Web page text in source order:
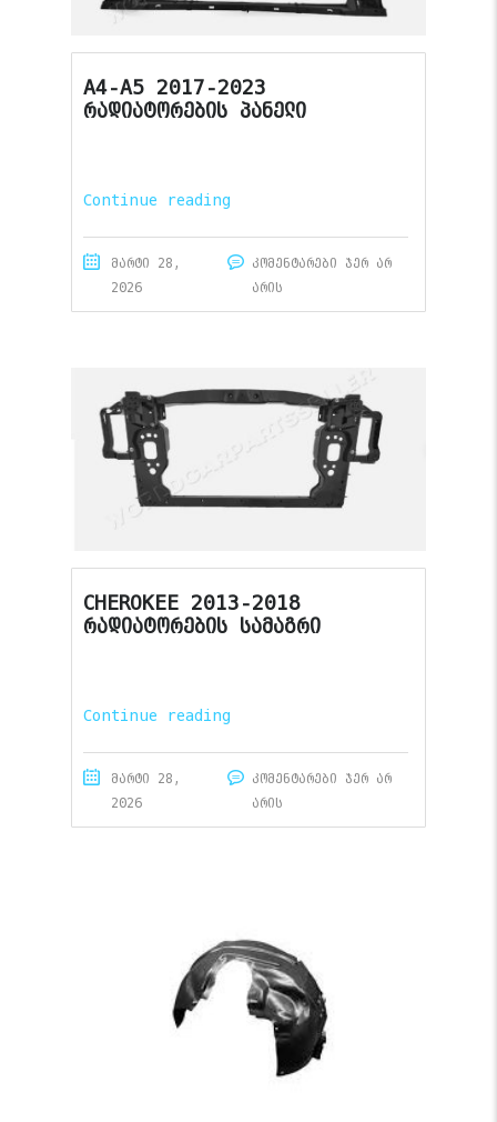
A4-A5 2017-2023
რადიატორების პანელი
Continue reading
მარტი 28,
2026
კომენტარები ჯერ არ
არის
CHEROKEE 2013-2018
რადიატორების სამაგრი
Continue reading
მარტი 28,
2026
კომენტარები ჯერ არ
არის